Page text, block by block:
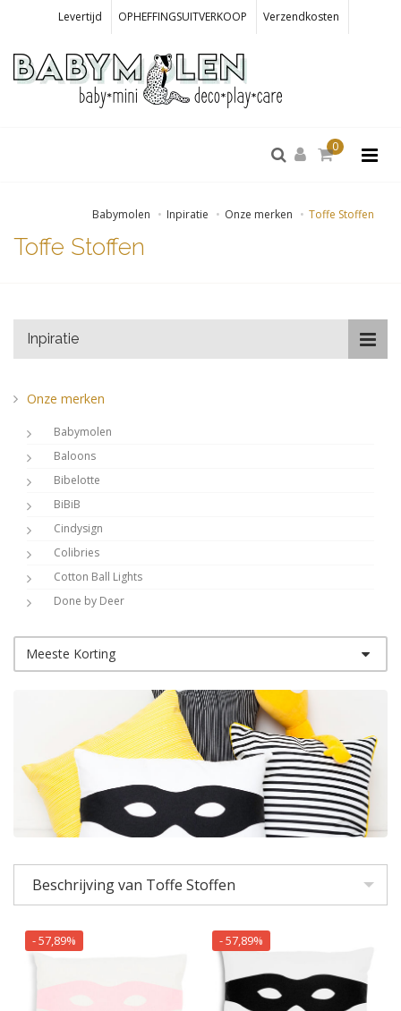
Levertijd OPHEFFINGSUITVERKOOP Verzendkosten
0
Babymolen Inpiratie Onze merken Toffe Stoffen
Toffe Stoffen
Inpiratie
Onze merken
Babymolen
Baloons
Bibelotte
BiBiB
Cindysign
Colibries
Cotton Ball Lights
Done by Deer
DwellStudio
Dynamic Comfort
Fabelab
Filibabba
Frank Fischer
ISAK
JIP
KAOS
KidWild
Klippan
Shop op kleur
Shop op thema
Meeste Korting
Beschrijving van Toffe Stoffen
- 57,89%
- 57,89%